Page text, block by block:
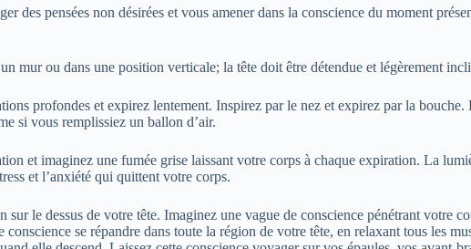
des pensées non désirées et vous amener dans la conscience du moment
mur ou dans une position verticale; la tête doit être détendue et légèrement
profondes et expirez lentement. Inspirez par le nez et expirez par la
si vous remplissiez un ballon d’air.
et imaginez une fumée grise laissant votre corps à chaque expiration. La
et l’anxiété qui quittent votre corps.
le dessus de votre tête. Imaginez une vague de conscience pénétrant votre
se répandre dans toute la région de votre tête, en relaxant tous les